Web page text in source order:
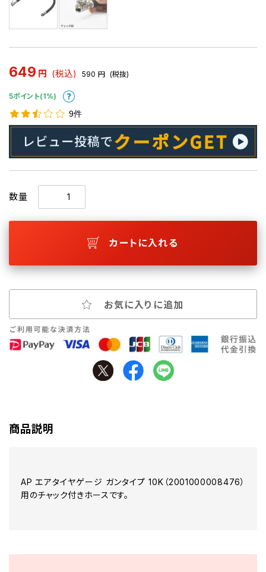
649 円 (税込) 590 円 (税抜)
5ポイント(1%)
9件
数量
カートに入れる
お気に入りに追加
商品説明
AP エアタイヤゲージ ガンタイプ 10K（2001000008476）
用のチャック付きホースです。